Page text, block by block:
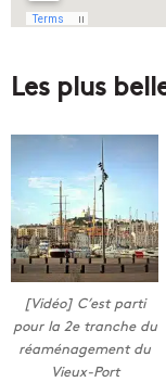
Les plus
[Vidéo] C’est parti
pour la 2e tranche du
réaménagement du
Vieux-Port